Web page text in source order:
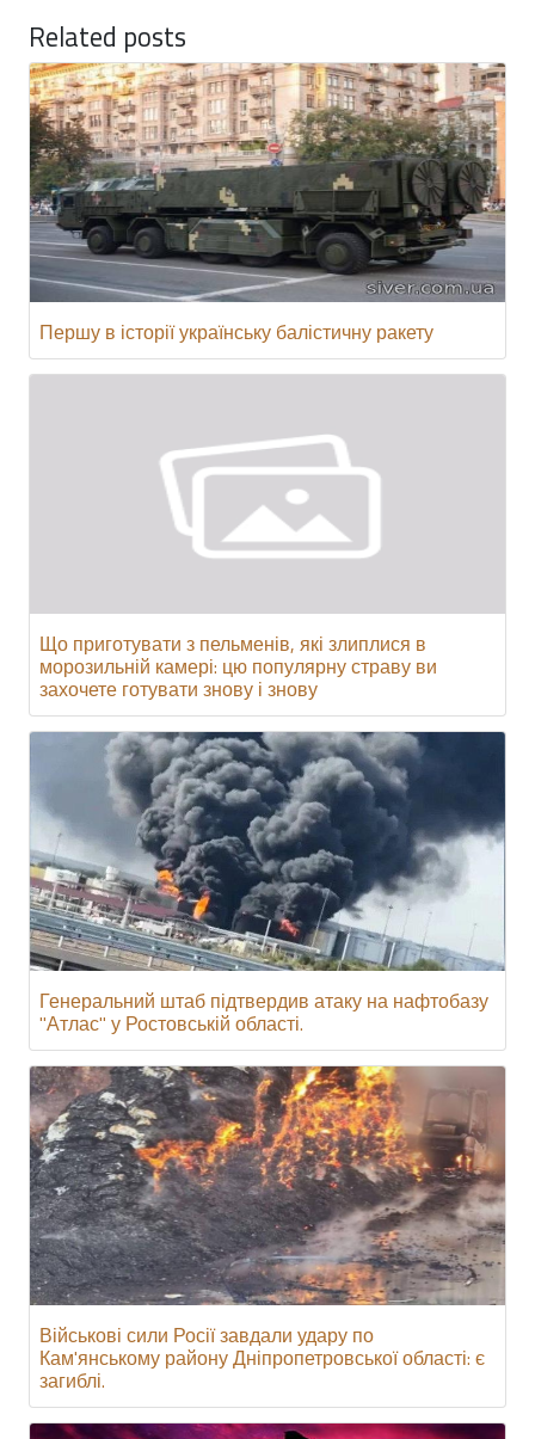
Related posts
Першу в історії українську балістичну ракету
Що приготувати з пельменів, які злиплися в
морозильній камері: цю популярну страву ви
захочете готувати знову і знову
Генеральний штаб підтвердив атаку на нафтобазу
"Атлас" у Ростовській області.
Військові сили Росії завдали удару по
Кам'янському району Дніпропетровської області: є
загиблі.